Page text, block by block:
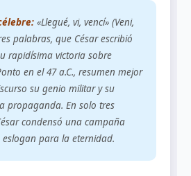
«Llegué, vi, vencí» (Veni,
palabras, que César escribió
rapidísima victoria sobre
en el 47 a.C., resumen mejor
su genio militar y su
propaganda. En solo tres
condensó una campaña
para la eternidad.